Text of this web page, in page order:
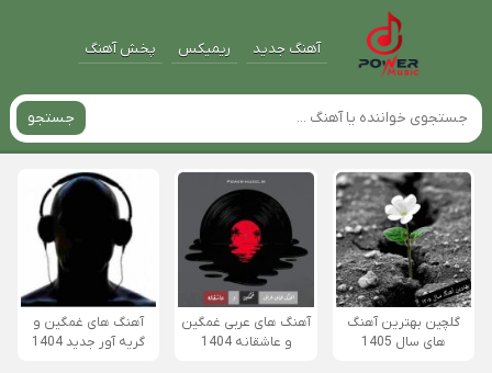
آهنگ جدید ریمیکس پخش آهنگ
جستجو
گلچین بهترین آهنگ
های سال 1405
آهنگ های عربی غمگین
و عاشقانه 1404
آهنگ های غمگین و
گریه آور جدید 1404